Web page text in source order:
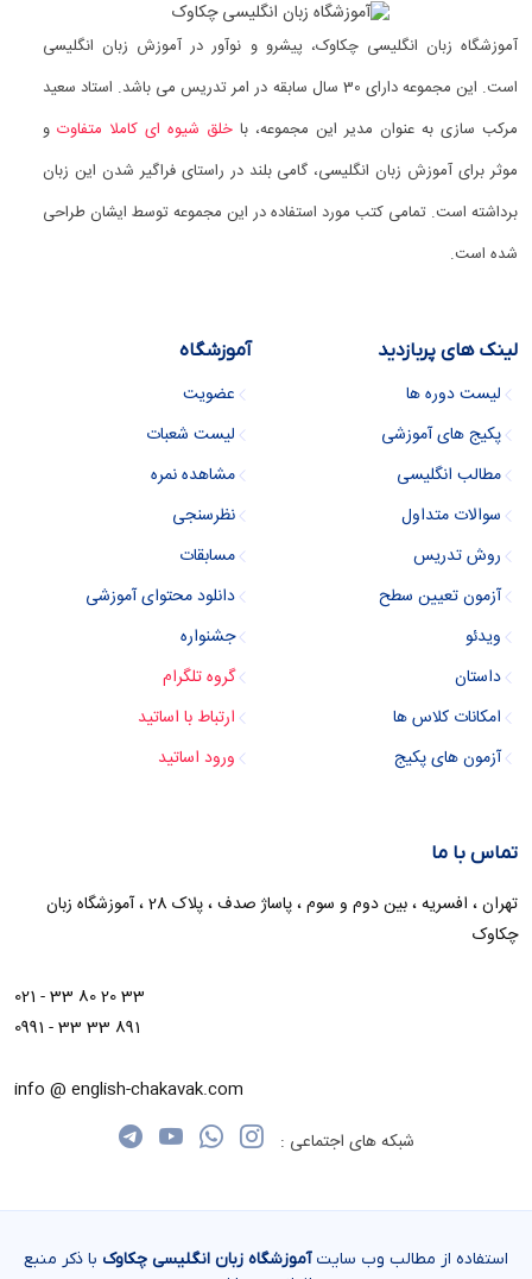
آموزشگاه زبان انگلیسی چکاوک، پیشرو و نوآور در آموزش زبان انگلیسی
است. این مجموعه دارای 30 سال سابقه در امر تدریس می باشد. استاد سعید
مرکب سازی به عنوان مدیر این مجموعه، با خلق شیوه ای کاملا متفاوت و
موثر برای آموزش زبان انگلیسی، گامی بلند در راستای فراگیر شدن این زبان
برداشته است. تمامی کتب مورد استفاده در این مجموعه توسط ایشان طراحی
شده است.
لینک های پربازدید
لیست دوره ها
پکیج های آموزشی
مطالب انگلیسی
سوالات متداول
روش تدریس
آزمون تعیین سطح
ویدئو
داستان
امکانات کلاس ها
آزمون های پکیج
آموزشگاه
عضویت
لیست شعبات
مشاهده نمره
نظرسنجی
مسابقات
دانلود محتوای آموزشی
جشنواره
گروه تلگرام
ارتباط با اساتید
ورود اساتید
تماس با ما
تهران ، افسریه ، بین دوم و سوم ، پاساژ صدف ، پلاک 28 ، آموزشگاه زبان
چکاوک
021 - 33 80 20 33
0991 - 33 33 891
info @ english-chakavak.com
شبکه های اجتماعی :
استفاده از مطالب وب سایتآموزشگاه زبان انگلیسی چکاوک با ذکر منبع